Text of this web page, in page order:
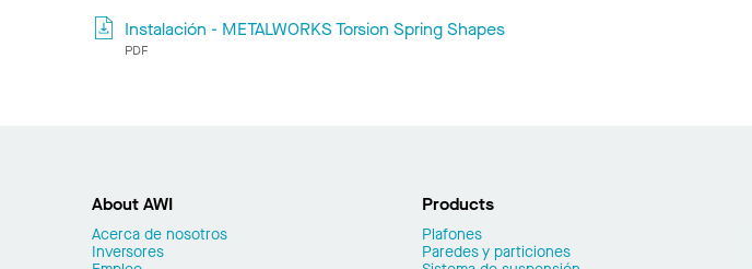
Instalación - METALWORKS Torsion Spring Shapes
PDF
About AWI
Acerca de nosotros
Inversores
Products
Plafones
Paredes y particiones